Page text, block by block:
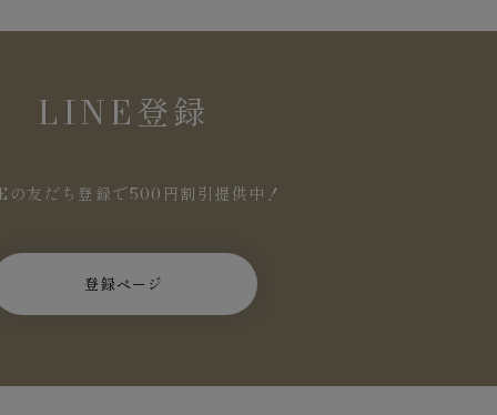
LINE登録
友だち登録で500円割引提供中！
登録ページ